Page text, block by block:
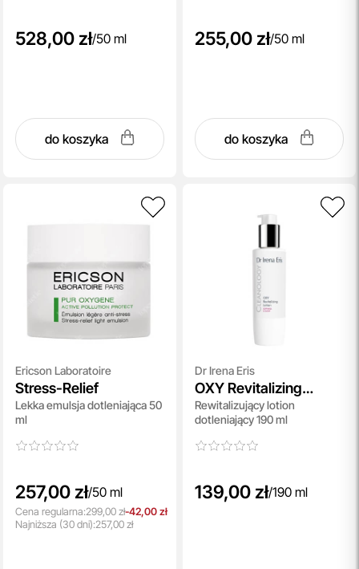
528,00 zł/50 ml
do koszyka
255,00 zł/50 ml
do koszyka
Ericson Laboratoire
Stress-Relief
Lekka emulsja dotleniająca 50
ml
257,00 zł/50 ml
Cena regularna:299,00 zł-42,00 zł
Najniższa (30 dni):257,00 zł
Dr Irena Eris
OXY Revitalizing
Lotion
Rewitalizujący lotion
dotleniający 190 ml
139,00 zł/190 ml